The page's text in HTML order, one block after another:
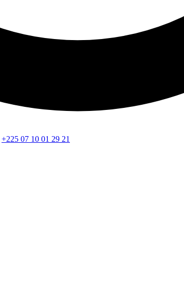
+225 07 10 01 29 21